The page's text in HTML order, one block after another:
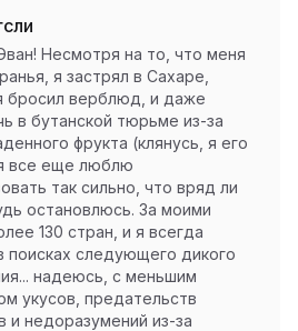
Несмотря на то, что меня
я застрял в Сахаре,
бросил верблюд, и даже
в бутанской тюрьме из-за
фрукта (клянусь, я его
все еще люблю
так сильно, что вряд ли
остановлюсь. За моими
130 стран, и я всегда
поисках следующего дикого
надеюсь, с меньшим
укусов, предательств
и недоразумений из-за